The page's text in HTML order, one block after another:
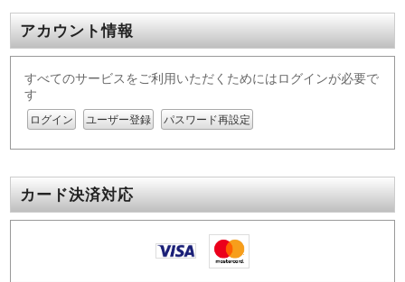
アカウント情報
すべてのサービスをご利用いただくためにはログインが必要で
す
ログイン ユーザー登録 パスワード再設定
カード決済対応